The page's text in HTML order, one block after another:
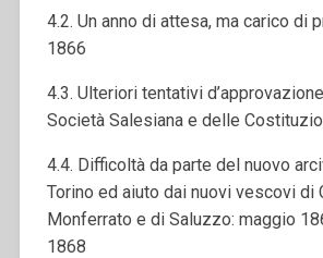
4.2. Un anno di attesa, ma carico di
1866
4.3. Ulteriori tentativi
Società Salesiana e delle
4.4. Difficoltà da parte del nuovo
Torino ed aiuto dai nuovi vescovi di
Monferrato e di Saluzzo: maggio
1868